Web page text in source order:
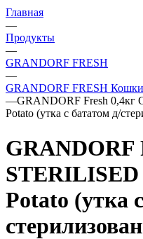
Главная
—
Продукты
—
GRANDORF FRESH
—
GRANDORF FRESH Кошки
—GRANDORF Fresh 0,4кг
Potato (утка с бататом д/
GRANDORF
Potato (утка